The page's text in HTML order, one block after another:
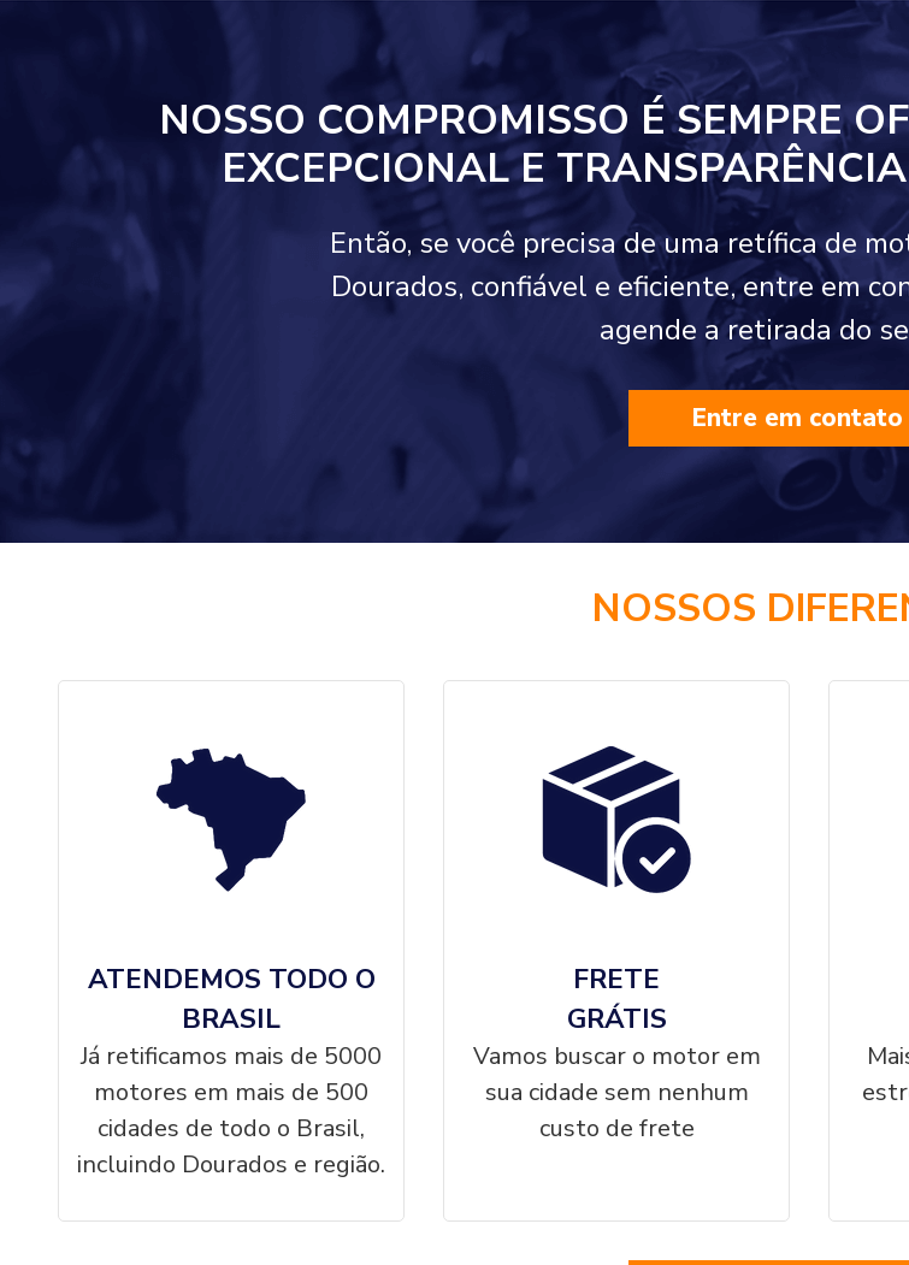
NOSSO COMPROMISSO É SEMPRE
EXCEPCIONAL E
Então, se você precisa de uma retífica de
Dourados, confiável e eficiente, entre em
agende a retirada do
Entre em contato
NOSSOS
ATENDEMOS TODO O
BRASIL
Já retificamos mais de 5000
motores em mais de 500
cidades de todo o Brasil,
incluindo Dourados e região.
FRETE
GRÁTIS
Vamos buscar o motor em
sua cidade sem nenhum
custo de frete